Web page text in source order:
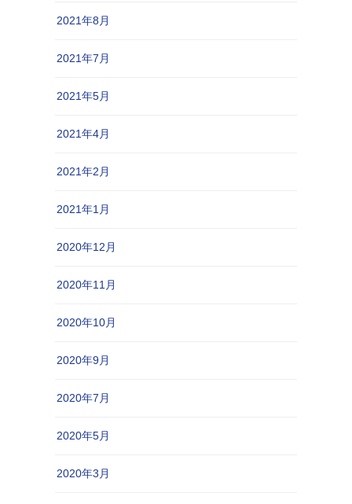
2021年8月
2021年7月
2021年5月
2021年4月
2021年2月
2021年1月
2020年12月
2020年11月
2020年10月
2020年9月
2020年7月
2020年5月
2020年3月